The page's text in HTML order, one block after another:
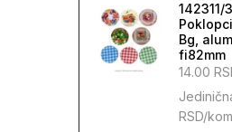
Pčelarske jakne
(14)
Pcelarski
Veterinarska apoteka
142311/
Bg,
fi82mm
14.00
RSD/kom